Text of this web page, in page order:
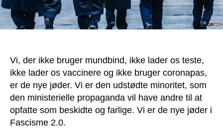
Vi, der ikke bruger mundbind, ikke lader os teste,
ikke lader os vaccinere og ikke bruger coronapas,
er de nye jøder. Vi er den udstødte minoritet, som
den ministerielle propaganda vil have andre til at
opfatte som beskidte og farlige. Vi er de nye jøder i
Fascisme 2.0.